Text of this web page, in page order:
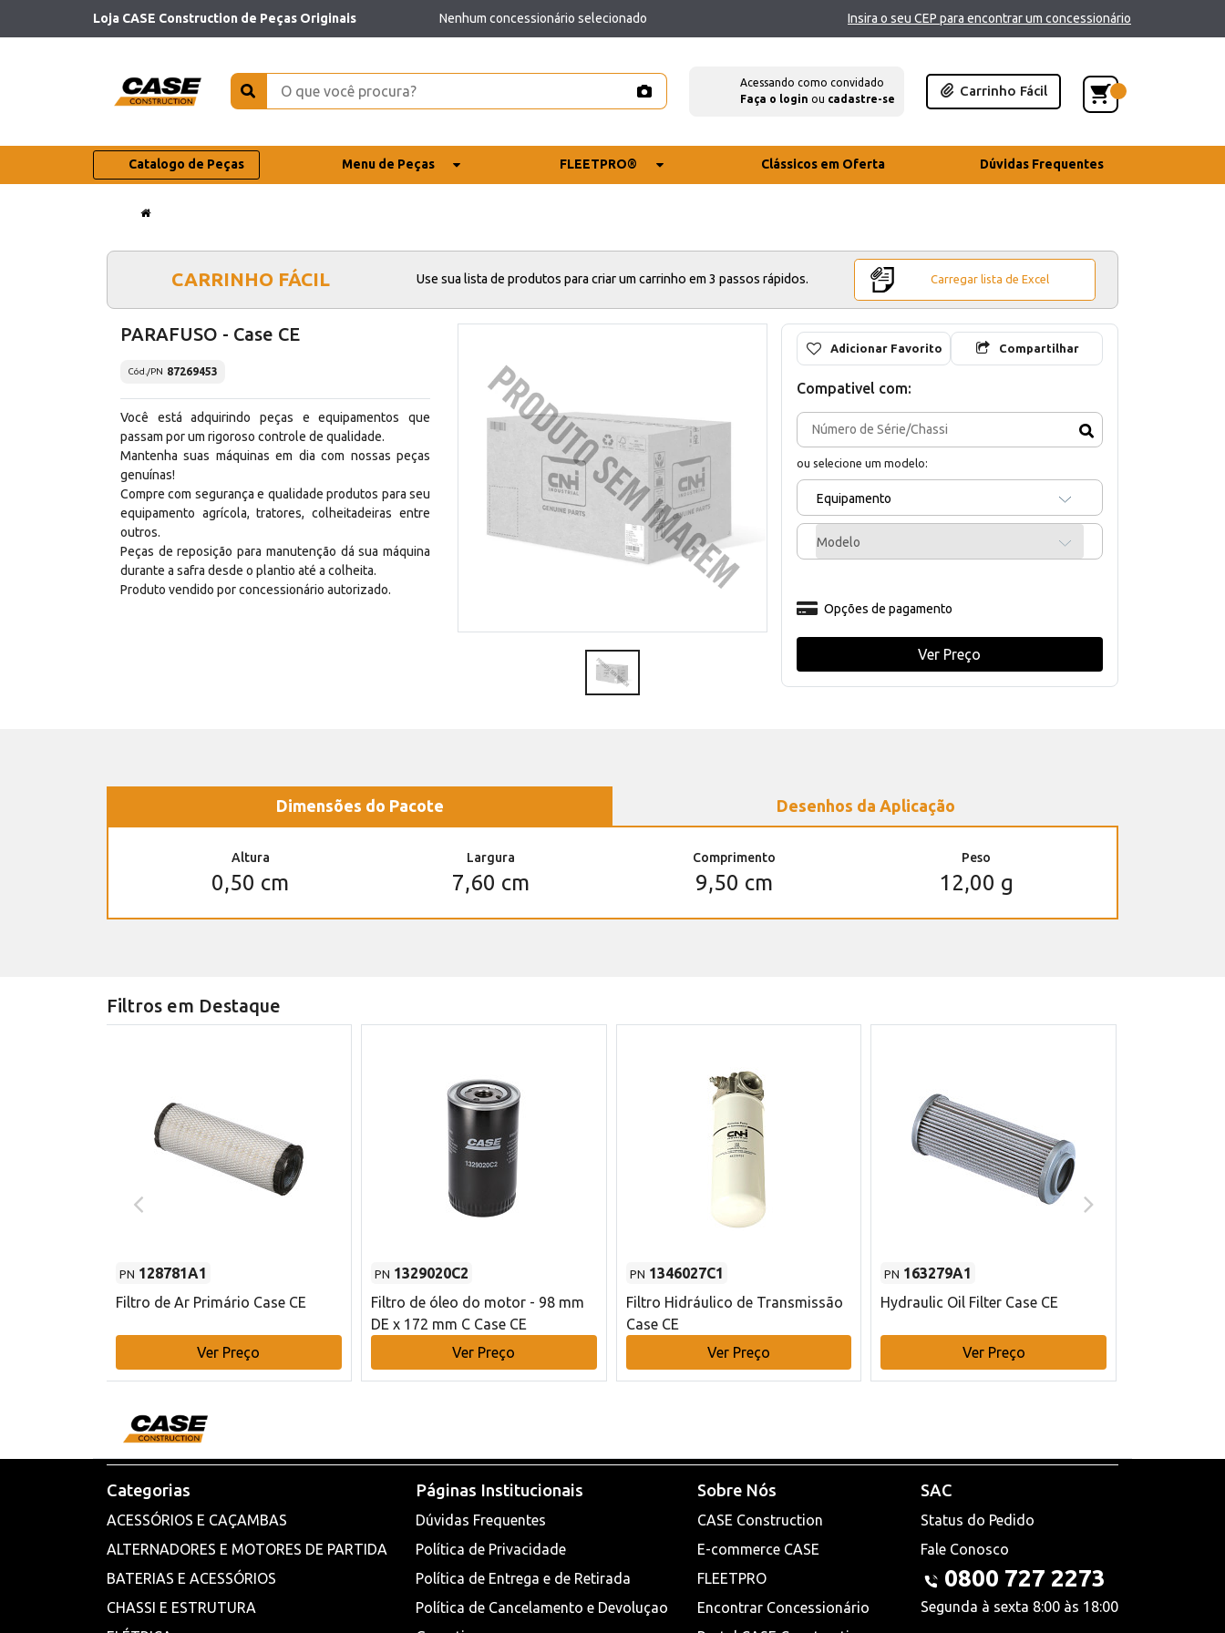
Loja CASE Construction de Peças Originais Nenhum concessionário selecionado Insira o seu CEP para encontrar um concessionário
Acessando como convidado
Faça o login ou cadastre-se
Carrinho Fácil
Catalogo de Peças Menu de Peças FLEETPRO® Clássicos em Oferta Dúvidas Frequentes
CARRINHO FÁCIL Use sua lista de produtos para criar um carrinho em 3 passos rápidos. Carregar lista de Excel
PARAFUSO - Case CE
Cód./PN 87269453
Você está adquirindo peças e equipamentos que
passam por um rigoroso controle de qualidade.
Mantenha suas máquinas em dia com nossas peças
genuínas!
Compre com segurança e qualidade produtos para seu
equipamento agrícola, tratores, colheitadeiras entre
outros.
Peças de reposição para manutenção dá sua máquina
durante a safra desde o plantio até a colheita.
Produto vendido por concessionário autorizado.
Adicionar Favorito Compartilhar
Compativel com:
ou selecione um modelo:
Equipamento
Modelo
Opções de pagamento
Ver Preço
Dimensões do Pacote Desenhos da Aplicação
Altura
0,50 cm
Largura
7,60 cm
Comprimento
9,50 cm
Peso
12,00 g
Filtros em Destaque
PN 128781A1
Filtro de Ar Primário Case CE
Ver Preço
PN 1329020C2
Filtro de óleo do motor - 98 mm
DE x 172 mm C Case CE
Ver Preço
PN 1346027C1
Filtro Hidráulico de Transmissão
Case CE
Ver Preço
PN 163279A1
Hydraulic Oil Filter Case CE
Ver Preço
Categorias
ACESSÓRIOS E CAÇAMBAS
ALTERNADORES E MOTORES DE PARTIDA
BATERIAS E ACESSÓRIOS
CHASSI E ESTRUTURA
Páginas Institucionais
Dúvidas Frequentes
Política de Privacidade
Política de Entrega e de Retirada
Política de Cancelamento e Devoluçao
Sobre Nós
CASE Construction
E-commerce CASE
FLEETPRO
Encontrar Concessionário
SAC
Status do Pedido
Fale Conosco
0800 727 2273
Segunda à sexta 8:00 às 18:00